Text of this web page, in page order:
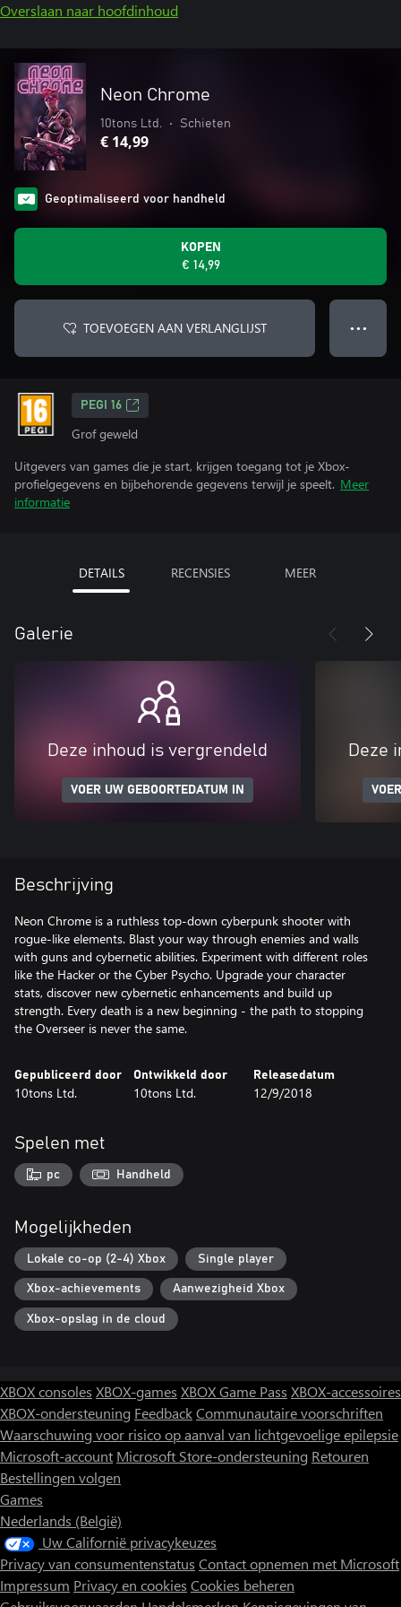
Overslaan naar hoofdinhoud
Neon Chrome
10tons Ltd. • Schieten
€ 14,99
Geoptimaliseerd voor handheld
KOPEN
€ 14,99
TOEVOEGEN AAN VERLANGLIJST ● ● ●
PEGI 16
Grof geweld
Uitgevers van games die je start, krijgen toegang tot je Xbox-
profielgegevens en bijbehorende gegevens terwijl je speelt. Meer
informatie
DETAILS RECENSIES MEER
Galerie
Deze inhoud is vergrendeld
VOER UW GEBOORTEDATUM IN
Deze
Beschrijving
Neon Chrome is a ruthless top-down cyberpunk shooter with
rogue-like elements. Blast your way through enemies and walls
with guns and cybernetic abilities. Experiment with different roles
like the Hacker or the Cyber Psycho. Upgrade your character
stats, discover new cybernetic enhancements and build up
strength. Every death is a new beginning - the path to stopping
the Overseer is never the same.
Gepubliceerd door
10tons Ltd.
Ontwikkeld door
10tons Ltd.
Releasedatum
12/9/2018
Spelen met
pc Handheld
Mogelijkheden
Lokale co-op (2-4) Xbox Single player
Xbox-achievements Aanwezigheid Xbox
Xbox-opslag in de cloud
XBOX consoles XBOX-games XBOX Game Pass XBOX-accessoires
XBOX-ondersteuning FeedbackCommunautaire voorschriften
Waarschuwing voor risico op aanval van lichtgevoelige epilepsie
Microsoft-account Microsoft Store-ondersteuning Retouren
Bestellingen volgen
Games
Nederlands (België)
Uw Californië privacykeuzes
Privacy van consumentenstatus Contact opnemen met Microsoft
Impressum Privacy en cookies Cookies beheren